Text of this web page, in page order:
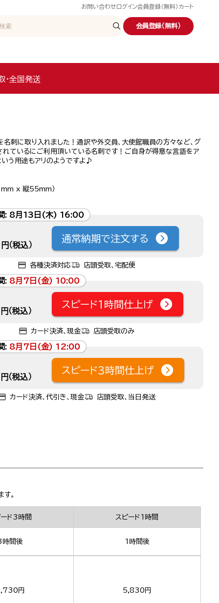
お問い合わせ ログイン会員登録（無料） カート
会員登録（無料）
・全国発送
刺に取り入れました！通訳や外交員、大使館職員の方々など、グ
れているにご利用頂いている名刺です！ご自身が得意な言語をア
う用途もアリのようですよ♪
x 縦55mm）
: 8月13日(木) 16:00
円（税込）
通常納期で注文する
各種決済対応 店頭受取、宅配便
: 8月7日(金) 10:00
円（税込）
スピード1時間仕上げ
カード決済、現金 店頭受取のみ
: 8月7日(金) 12:00
円（税込）
スピード3時間仕上げ
カード決済、代引き、現金 店頭受取、当日発送
。
ド3時間 スピード1時間
間後 1時間後
円 5,830円